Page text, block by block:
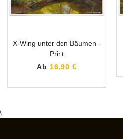
X-Wing unter den Bäumen -
Print
Ab 16,90 €
\